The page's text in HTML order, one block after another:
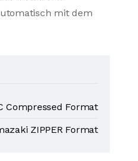
mit dem
Compressed Format
ZIPPER Format